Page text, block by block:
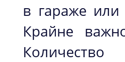
в гараже
Крайне